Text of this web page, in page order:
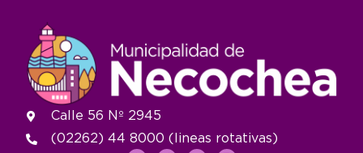
Calle 56 Nº 2945
(02262) 44 8000 (lineas rotativas)